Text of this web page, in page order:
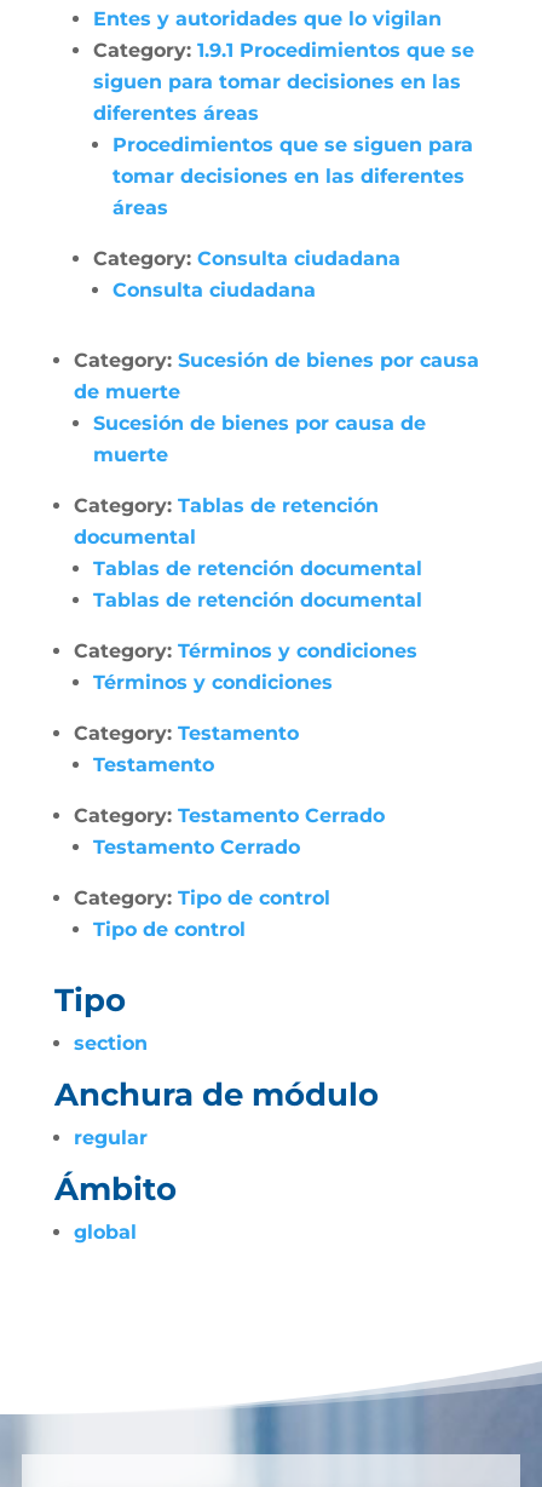
Entes y autoridades que lo vigilan
Category: 1.9.1 Procedimientos que se
siguen para tomar decisiones en las
diferentes áreas
Procedimientos que se siguen para
tomar decisiones en las diferentes
áreas
Category: Consulta ciudadana
Consulta ciudadana
Category: Sucesión de bienes por causa
de muerte
Sucesión de bienes por causa de
muerte
Category: Tablas de retención
documental
Tablas de retención documental
Tablas de retención documental
Category: Términos y condiciones
Términos y condiciones
Category: Testamento
Testamento
Category: Testamento Cerrado
Testamento Cerrado
Category: Tipo de control
Tipo de control
Tipo
section
Anchura de módulo
regular
Ámbito
global